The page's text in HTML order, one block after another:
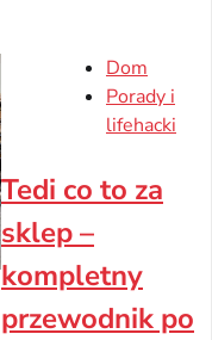
Dom
Porady i
lifehacki
Tedi co to za
sklep –
kompletny
przewodnik po